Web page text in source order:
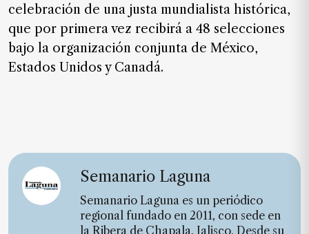
celebración de una justa mundialista histórica,
que por primera vez recibirá a 48 selecciones
bajo la organización conjunta de México,
Estados Unidos y Canadá.
Semanario Laguna
Semanario Laguna es un periódico
regional fundado en 2011, con sede en
la Ribera de Chapala, Jalisco. Desde su